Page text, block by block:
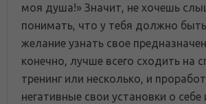
моя душа!» Значит, не хочешь
понимать, что у тебя должно
желание узнать свое
конечно, лучше всего сходить на
тренинг или несколько, и
негативные свои установки о себе